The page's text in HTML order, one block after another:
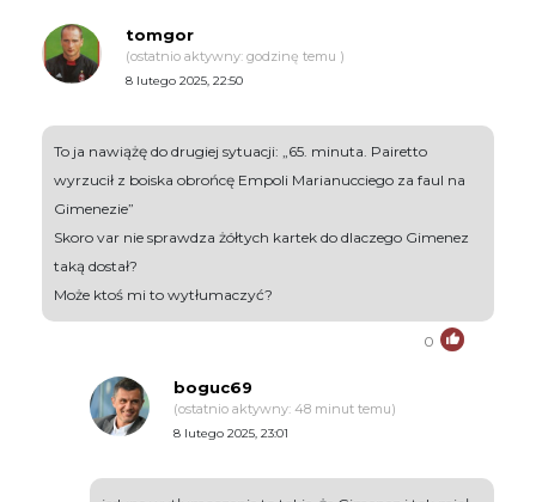
tomgor
(ostatnio aktywny: godzinę temu )
8 lutego 2025, 22:50
To ja nawiążę do drugiej sytuacji: „65. minuta. Pairetto
wyrzucił z boiska obrońcę Empoli Marianucciego za faul na
Gimenezie”
Skoro var nie sprawdza żółtych kartek do dlaczego Gimenez
taką dostał?
Może ktoś mi to wytłumaczyć?
0
boguc69
(ostatnio aktywny: 48 minut temu)
8 lutego 2025, 23:01